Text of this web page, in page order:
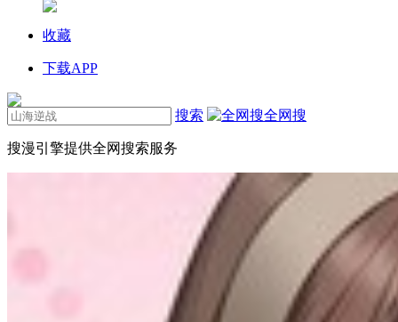
收藏
下载APP
搜索 全网搜
搜漫引擎提供全网搜索服务